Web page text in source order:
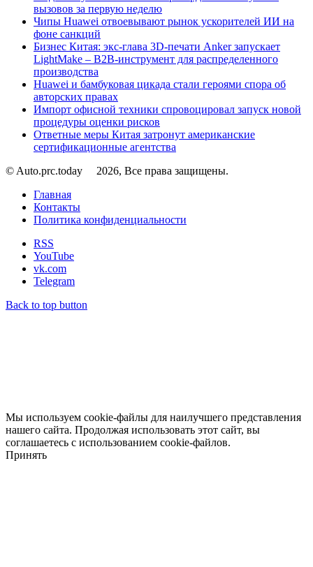
вызовов за первую неделю
Чипы Huawei отвоевывают рынок ускорителей ИИ на
фоне санкций
Бизнес Китая: экс-глава 3D-печати Anker запускает
LightMake – B2B-инструмент для распределенного
производства
Huawei и бамбуковая цикада стали героями спора об
авторских правах
Импорт офисной техники спровоцировал запуск новой
процедуры оценки рисков
Ответные меры Китая затронут американские
сертификационные агентства
© Auto.prc.today
2026, Все права защищены.
Главная
Контакты
Политика конфиденциальности
RSS
YouTube
vk.com
Telegram
Back to top button
Мы используем cookie-файлы для наилучшего представления
нашего сайта. Продолжая использовать этот сайт, вы
соглашаетесь с использованием cookie-файлов.
Принять